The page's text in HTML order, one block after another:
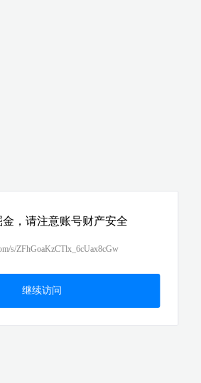
，请注意账号财产安全
s/ZFhGoaKzCTlx_6cUax8cGw
继续访问